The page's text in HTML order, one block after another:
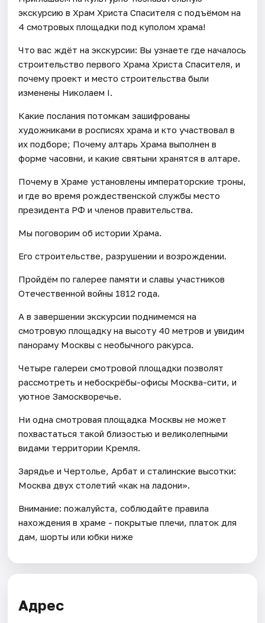
экскурсию в Храм Христа Спасителя с подъёмом на
4 смотровых площадки под куполом храма!
Что вас ждёт на экскурсии: Вы узнаете где началось
строительство первого Храма Христа Спасителя, и
почему проект и место строительства были
изменены Николаем I.
Какие послания потомкам зашифрованы
художниками в росписях храма и кто участвовал в
их подборе; Почему алтарь Храма выполнен в
форме часовни, и какие святыни хранятся в алтаре.
Почему в Храме установлены императорские троны,
и где во время рождественской службы место
президента РФ и членов правительства.
Мы поговорим об истории Храма.
Его строительстве, разрушении и возрождении.
Пройдём по галерее памяти и славы участников
Отечественной войны 1812 года.
А в завершении экскурсии поднимемся на
смотровую площадку на высоту 40 метров и увидим
панораму Москвы с необычного ракурса.
Четыре галереи смотровой площадки позволят
рассмотреть и небоскрёбы-офисы Москва-сити, и
уютное Замоскворечье.
Ни одна смотровая площадка Москвы не может
похвастаться такой близостью и великолепными
видами территории Кремля.
Зарядье и Чертолье, Арбат и сталинские высотки:
Москва двух столетий «как на ладони».
Внимание: пожалуйста, соблюдайте правила
нахождения в храме - покрытые плечи, платок для
дам, шорты или юбки ниже
Адрес